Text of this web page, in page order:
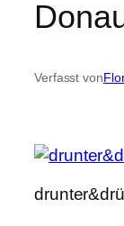
Verfasst von